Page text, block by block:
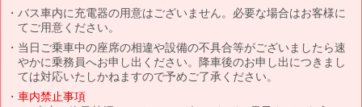
バス車内に充電器の用意はございません。必要な場合はお客様に
てご用意ください。
当日ご乗車中の座席の相違や設備の不具合等がございましたら速
やかに乗務員へお申し出ください。降車後のお申し出につきまし
ては対応いたしかねますので予めご了承ください。
車内禁止事項